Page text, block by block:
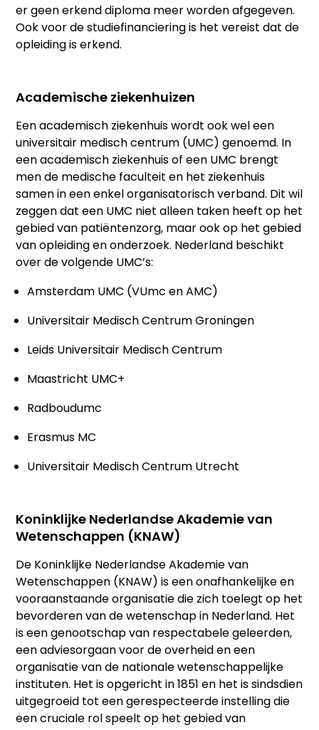
er geen erkend diploma meer worden afgegeven.
Ook voor de studiefinanciering is het vereist dat de
opleiding is erkend.
Academische ziekenhuizen
Een academisch ziekenhuis wordt ook wel een
universitair medisch centrum (UMC) genoemd. In
een academisch ziekenhuis of een UMC brengt
men de medische faculteit en het ziekenhuis
samen in een enkel organisatorisch verband. Dit wil
zeggen dat een UMC niet alleen taken heeft op het
gebied van patiëntenzorg, maar ook op het gebied
van opleiding en onderzoek. Nederland beschikt
over de volgende UMC’s:
Amsterdam UMC (VUmc en AMC)
Universitair Medisch Centrum Groningen
Leids Universitair Medisch Centrum
Maastricht UMC+
Radboudumc
Erasmus MC
Universitair Medisch Centrum Utrecht
Koninklijke Nederlandse Akademie van
Wetenschappen (KNAW)
De Koninklijke Nederlandse Akademie van
Wetenschappen (KNAW) is een onafhankelijke en
vooraanstaande organisatie die zich toelegt op het
bevorderen van de wetenschap in Nederland. Het
is een genootschap van respectabele geleerden,
een adviesorgaan voor de overheid en een
organisatie van de nationale wetenschappelijke
instituten. Het is opgericht in 1851 en het is sindsdien
uitgegroeid tot een gerespecteerde instelling die
een cruciale rol speelt op het gebied van